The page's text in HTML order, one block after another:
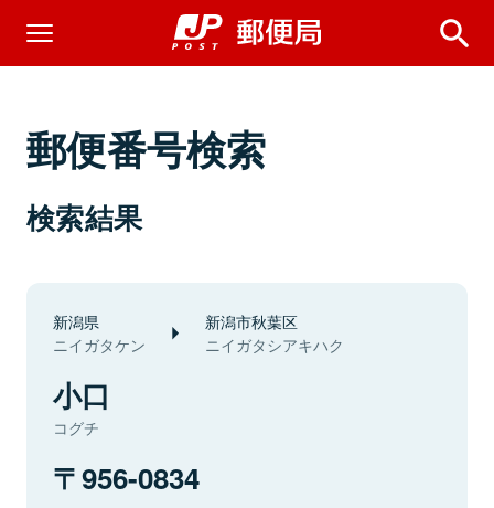
郵便番号検索
検索結果
新潟県
ニイガタケン
新潟市秋葉区
ニイガタシアキハク
小口
コグチ
956-0834